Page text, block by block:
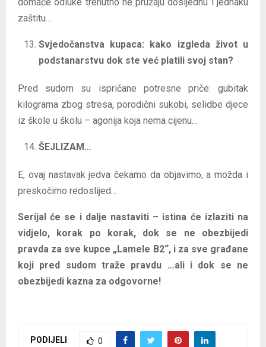
domaće odluke trenutno ne pružaju dosljednu i jednaku
zaštitu…
Svjedočanstva kupaca: kako izgleda život u
podstanarstvu dok ste već platili svoj stan?
Pred sudom su ispričane potresne priče: gubitak
kilograma zbog stresa, porodični sukobi, selidbe djece
iz škole u školu – agonija koja nema cijenu…
ŠEJLIZAM…
E, ovaj nastavak jedva čekamo da objavimo, a možda i
preskočimo redoslijed…
Serijal će se i dalje nastaviti – istina će izlaziti na
vidjelo, korak po korak, dok se ne obezbijedi
pravda za sve kupce „Lamele B2“, i za sve građane
koji pred sudom traže pravdu …ali i dok se ne
obezbijedi kazna za odgovorne!
PODIJELI 0